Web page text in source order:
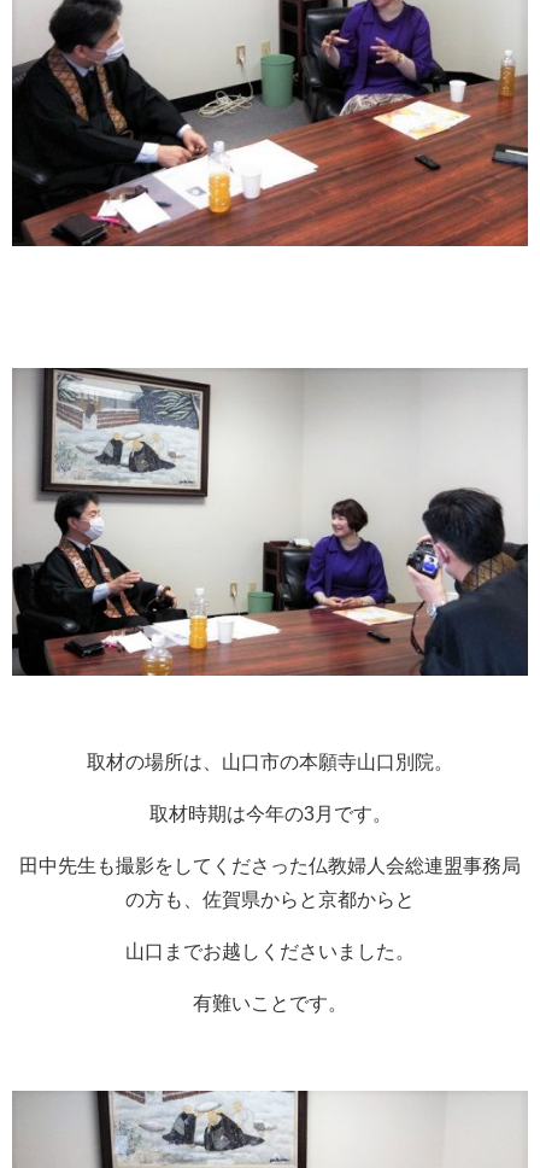
取材の場所は、山口市の本願寺山口別院。
取材時期は今年の3月です。
田中先生も撮影をしてくださった仏教婦人会総連盟事務局
の方も、佐賀県からと京都からと
山口までお越しくださいました。
有難いことです。